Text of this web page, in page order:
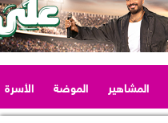
المشاهير الموضة الأسرة